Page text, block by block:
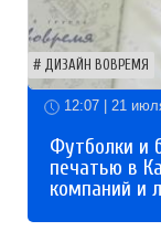
ДИЗАЙН ВОВРЕМЯ
12:07 | 21
Футболки и
печатью в
компаний и